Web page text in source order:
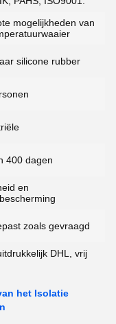
mogelijkheden van
silicone rubber
400 dagen
en
zoals gevraagd
DHL, vrij
het Isolatie